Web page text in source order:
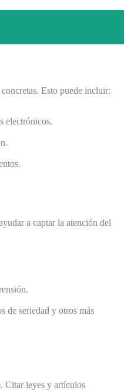
concretas. Esto puede incluir:
electrónicos.
a captar la atención del
de seriedad y otros más
. Citar leyes y artículos